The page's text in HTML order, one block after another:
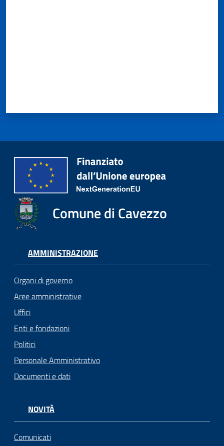
Comune di Cavezzo
AMMINISTRAZIONE
Organi di governo
Aree amministrative
Uffici
Enti e fondazioni
Politici
Personale Amministrativo
Documenti e dati
NOVITÀ
Comunicati